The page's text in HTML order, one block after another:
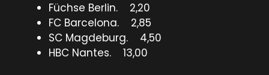
Füchse Berlin. 2,20
FC Barcelona. 2,85
SC Magdeburg. 4,50
HBC Nantes. 13,00